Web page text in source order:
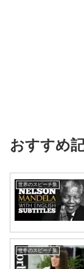
おすすめ
世界のスピーチ集
世界のスピーチ集